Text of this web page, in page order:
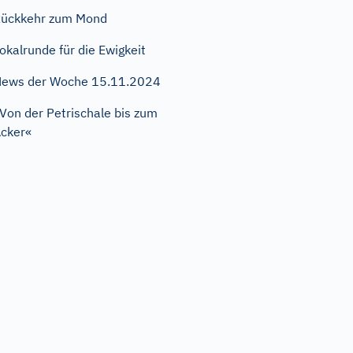
zum Mond
für die Ewigkeit
der Woche 15.11.2024
der Petrischale bis zum